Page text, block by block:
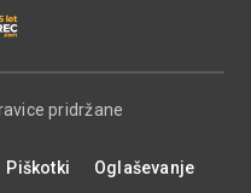
pridržane
Piškotki Oglaševanje